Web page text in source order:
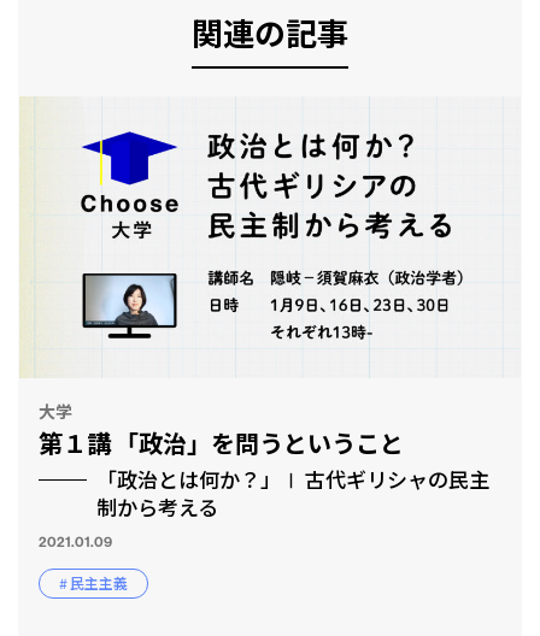
関連の記事
大学
第１講 「政治」を問うということ
「政治とは何か？」Ⅰ 古代ギリシャの民主
制から考える
2021.01.09
# 民主主義